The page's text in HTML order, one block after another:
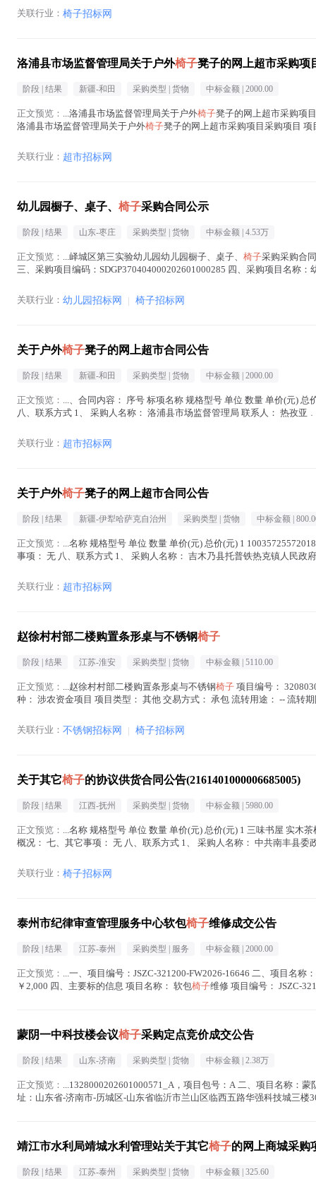
关联行业： 椅子招标网
洛浦县市场监督管理局关于户外椅子凳子的网上超市采购项
阶段 | 结果 新疆-和田 采购类型 | 货物 中标金额 | 2000.00
正文预览： ...洛浦县市场监督管理局关于户外椅子凳子的网上超市采购项
洛浦县市场监督管理局关于户外椅子凳子的网上超市采购项目采购项目
关联行业： 超市招标网
幼儿园橱子、桌子、 椅子采购合同公示
阶段 | 结果 山东-枣庄 采购类型 | 货物 中标金额 | 4.53万
正文预览： ...峄城区第三实验幼儿园幼儿园橱子、桌子、 椅子采购采购合
三、采购项目编码：SDGP370404000202601000285 四、采购项目名称：
关联行业： 幼儿园招标网 | 椅子招标网
关于户外椅子凳子的网上超市合同公告
阶段 | 结果 新疆-和田 采购类型 | 货物 中标金额 | 2000.00
正文预览： ...、合同内容： 序号 标项名称 规格型号 单位 数量 单价(元) 总
八、联系方式 1、 采购人名称： 洛浦县市场监督管理局 联系人： 热孜亚
关联行业： 超市招标网
关于户外椅子凳子的网上超市合同公告
阶段 | 结果 新疆-伊犁哈萨克自治州 采购类型 | 货物 中标金额 |
正文预览： ...名称 规格型号 单位 数量 单价(元) 总价(元) 1
事项： 无 八、联系方式 1、 采购人名称： 吉木乃县托普铁热克镇人民政
关联行业： 超市招标网
赵徐村村部二楼购置条形桌与不锈钢椅子
阶段 | 结果 江苏-淮安 采购类型 | 货物 中标金额 | 5110.00
正文预览： ...赵徐村村部二楼购置条形桌与不锈钢椅子 项目编号：
种： 涉农资金项目 项目类型： 其他 交易方式： 承包 流转用途： -- 流转
关联行业： 不锈钢招标网 | 椅子招标网
关于其它椅子的协议供货合同公告(2161401000006685005)
阶段 | 结果 江西-抚州 采购类型 | 货物 中标金额 | 5980.00
正文预览： ...名称 规格型号 单位 数量 单价(元) 总价(元) 1 三味书屋 实木
概况： 七、其它事项： 无 八、联系方式 1、 采购人名称： 中共南丰县
关联行业： 椅子招标网
泰州市纪律审查管理服务中心软包椅子维修成交公告
阶段 | 结果 江苏-泰州 采购类型 | 服务 中标金额 | 2000.00
正文预览： ...一、项目编号：JSZC-321200-FW2026-16646 二、项目名称
￥2,000 四、主要标的信息 项目名称： 软包椅子维修 项目编号： JSZC-
蒙阴一中科技楼会议椅子采购定点竞价成交公告
阶段 | 结果 山东-济南 采购类型 | 货物 中标金额 | 2.38万
正文预览： ...1328000202601000571_A，项目包号：A 二、项目名称：蒙
址：山东省-济南市-历城区-山东省临沂市兰山区临西五路华强科技城三楼
靖江市水利局靖城水利管理站关于其它椅子的网上商城采购
阶段 | 结果 江苏-泰州 采购类型 | 货物 中标金额 | 325.60